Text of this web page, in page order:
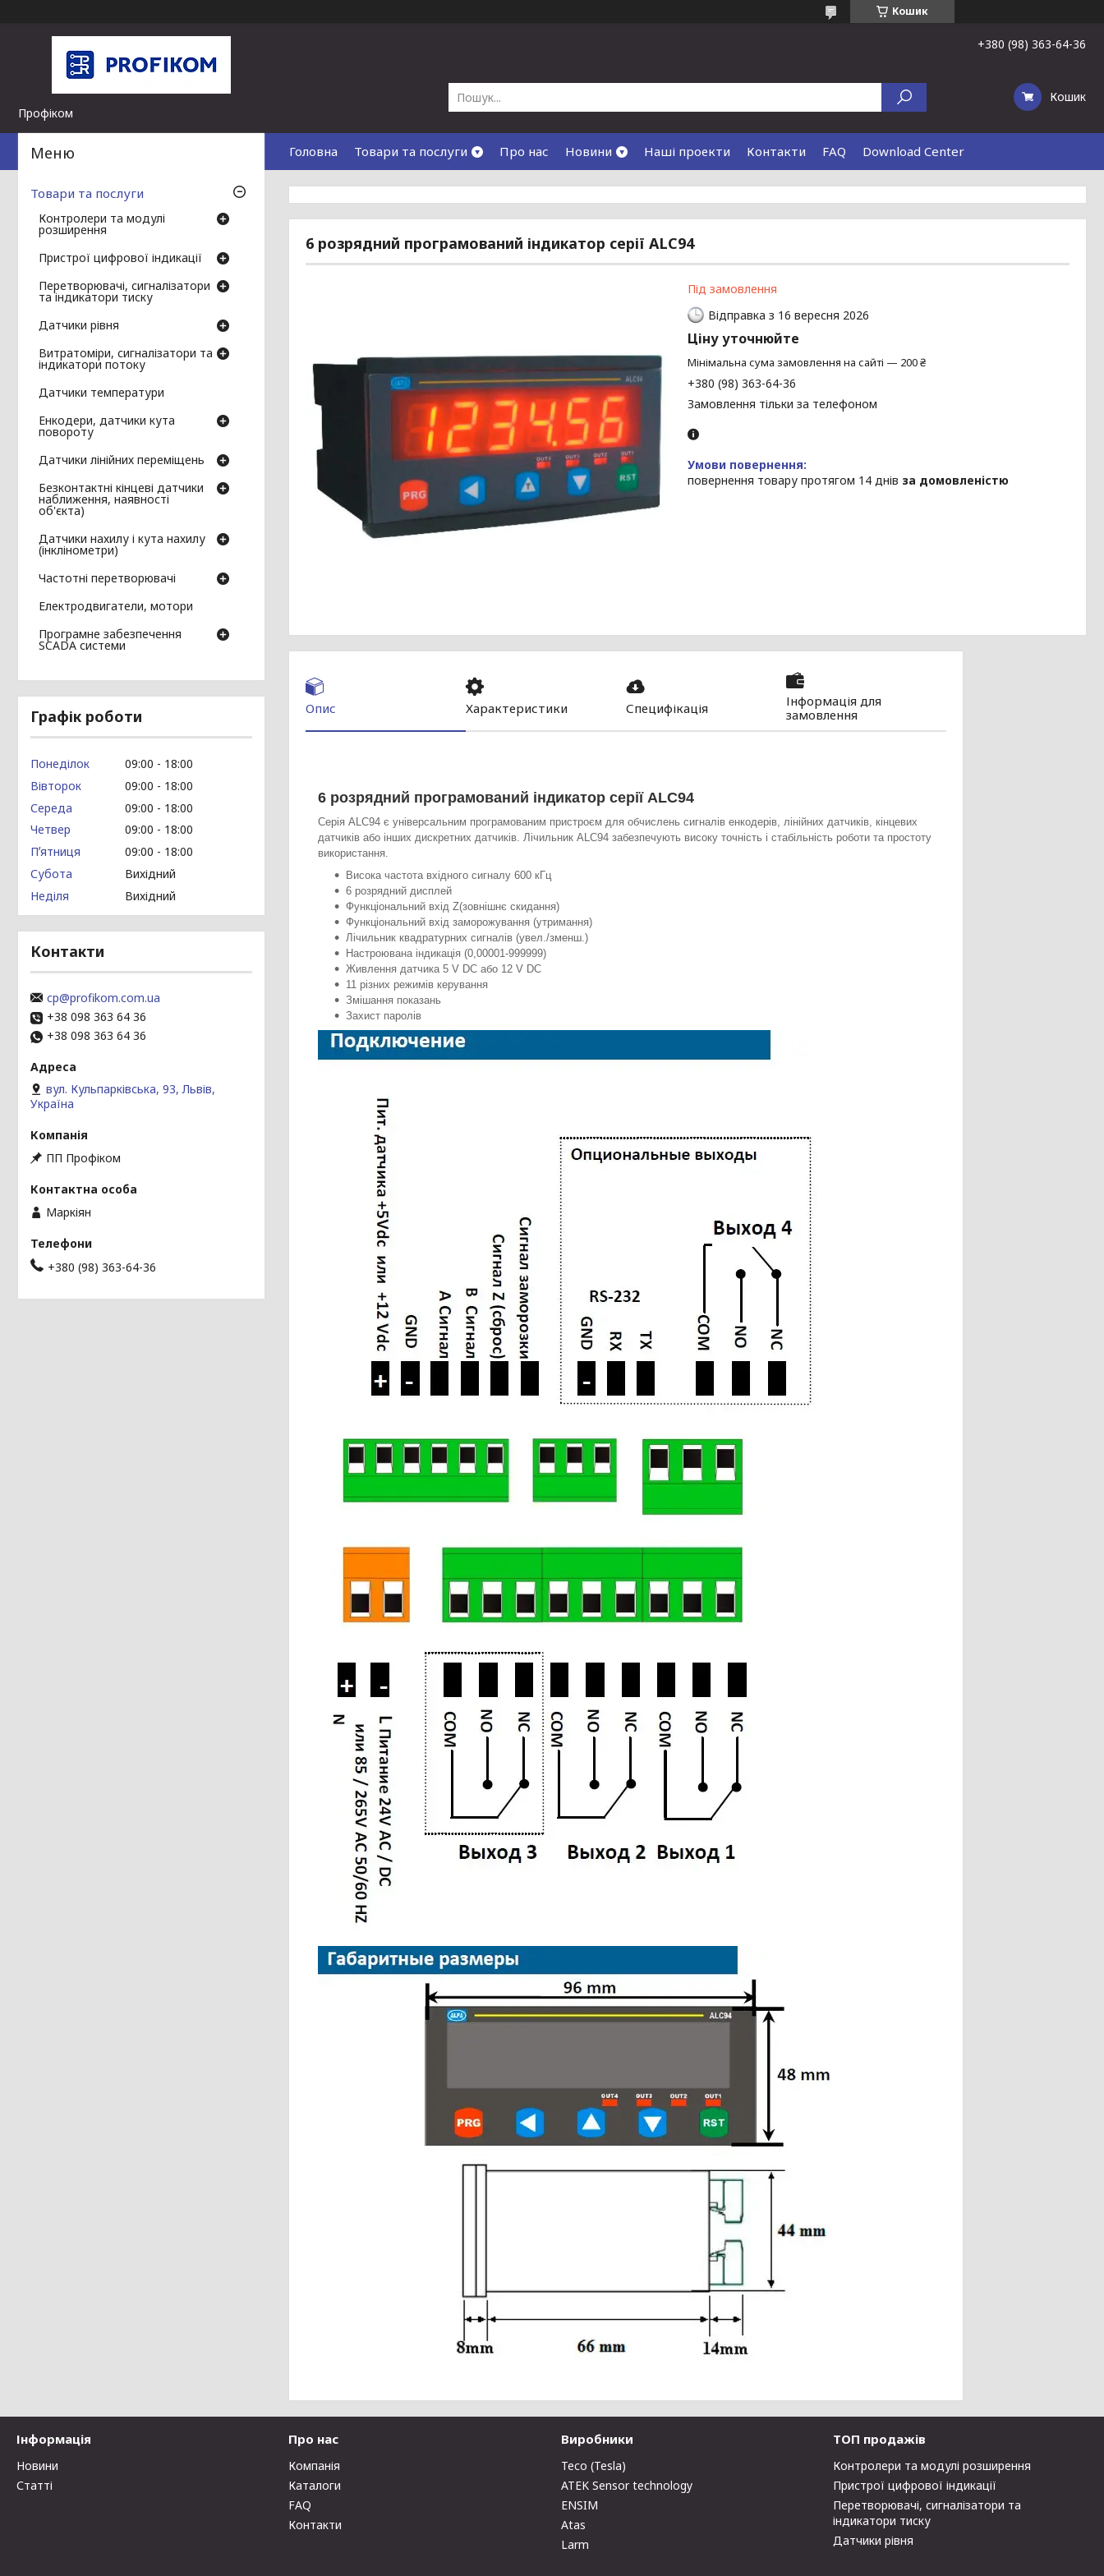
Кошик
Профіком
+380 (98) 363-64-36
Кошик
Головна Товари та послуги Про нас Новини Наші проекти Контакти FAQ Download Center
6 розрядний програмований індикатор серії ALC94
Під замовлення
Відправка з 16 вересня 2026
Ціну уточнюйте
Мінімальна сума замовлення на сайті — 200 ₴
+380 (98) 363-64-36
Замовлення тільки за телефоном
повернення товару протягом 14 днів за домовленістю
Опис Характеристики Специфікація
Інформація для
замовлення
6 розрядний програмований індикатор серії ALC94
Серія ALC94 є універсальним програмованим пристроєм для обчислень сигналів енкодерів, лінійних датчиків, кінцевих
датчиків або інших дискретних датчиків. Лічильник ALC94 забезпечують високу точність і стабільність роботи та простоту
використання.
Висока частота вхідного сигналу 600 кГц
6 розрядний дисплей
Функціональний вхід Z(зовнішнє скидання)
Функціональний вхід заморожування (утримання)
Лічильник квадратурних сигналів (увел./зменш.)
Настроювана індикація (0,00001-999999)
Живлення датчика 5 V DC або 12 V DC
11 різних режимів керування
Змішання показань
Захист паролів
Товари та послуги
Контролери та модулі
розширення
Пристрої цифрової індикації
Перетворювачі, сигналізатори
та індикатори тиску
Датчики рівня
Витратоміри, сигналізатори та
індикатори потоку
Датчики температури
Енкодери, датчики кута
повороту
Датчики лінійних переміщень
Безконтактні кінцеві датчики
наближення, наявності
об'єкта)
Датчики нахилу і кута нахилу
(інклінометри)
Частотні перетворювачі
Електродвигатели, мотори
Програмне забезпечення
SCADA системи
Графік роботи
Понеділок 09:00
18:00
Вівторок
09:00
18:00
Середа
09:00
18:00
Четвер
09:00
18:00
Пʼятниця
09:00
18:00
Субота
Вихідний
Неділя
Вихідний
Контакти
cp@profikom.com.ua
+38 098 363 64 36
+38 098 363 64 36
вул. Кульпарківська, 93, Львів,
Україна
ПП Профіком
Маркіян
+380 (98) 363-64-36
Інформація
Новини
Статті
Про нас
Компанія
Каталоги
FAQ
Контакти
Виробники
Teco (Tesla)
ATEK Sensor technology
ENSIM
Atas
Larm
ТОП продажів
Контролери та модулі розширення
Пристрої цифрової індикації
Перетворювачі, сигналізатори та
індикатори тиску
Датчики рівня